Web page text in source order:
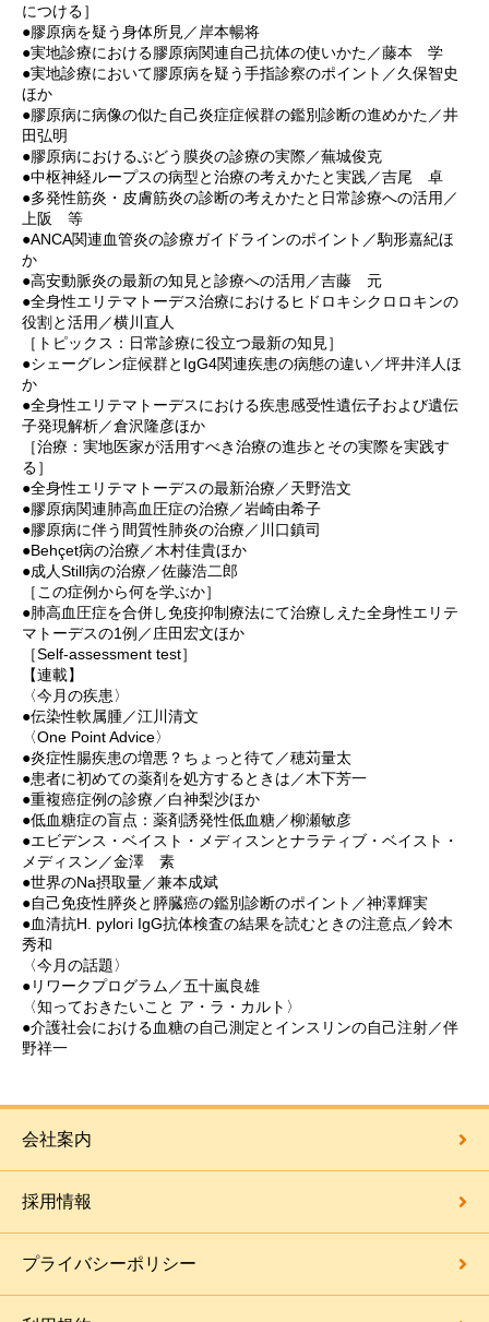
につける］
●膠原病を疑う身体所見／岸本暢将
●実地診療における膠原病関連自己抗体の使いかた／藤本 学
●実地診療において膠原病を疑う手指診察のポイント／久保智史
ほか
●膠原病に病像の似た自己炎症症候群の鑑別診断の進めかた／井
田弘明
●膠原病におけるぶどう膜炎の診療の実際／蕪城俊克
●中枢神経ループスの病型と治療の考えかたと実践／吉尾 卓
●多発性筋炎・皮膚筋炎の診断の考えかたと日常診療への活用／
上阪 等
●ANCA関連血管炎の診療ガイドラインのポイント／駒形嘉紀ほ
か
●高安動脈炎の最新の知見と診療への活用／吉藤 元
●全身性エリテマトーデス治療におけるヒドロキシクロロキンの
役割と活用／横川直人
［トピックス：日常診療に役立つ最新の知見］
●シェーグレン症候群とIgG4関連疾患の病態の違い／坪井洋人ほ
か
●全身性エリテマトーデスにおける疾患感受性遺伝子および遺伝
子発現解析／倉沢隆彦ほか
［治療：実地医家が活用すべき治療の進歩とその実際を実践す
る］
●全身性エリテマトーデスの最新治療／天野浩文
●膠原病関連肺高血圧症の治療／岩崎由希子
●膠原病に伴う間質性肺炎の治療／川口鎮司
●Behçet病の治療／木村佳貴ほか
●成人Still病の治療／佐藤浩二郎
［この症例から何を学ぶか］
●肺高血圧症を合併し免疫抑制療法にて治療しえた全身性エリテ
マトーデスの1例／庄田宏文ほか
［Self-assessment test］
【連載】
〈今月の疾患〉
●伝染性軟属腫／江川清文
〈One Point Advice〉
●炎症性腸疾患の増悪？ちょっと待て／穂苅量太
●患者に初めての薬剤を処方するときは／木下芳一
●重複癌症例の診療／白神梨沙ほか
●低血糖症の盲点：薬剤誘発性低血糖／柳瀬敏彦
●エビデンス・ベイスト・メディスンとナラティブ・ベイスト・
メディスン／金澤 素
●世界のNa摂取量／兼本成斌
●自己免疫性膵炎と膵臓癌の鑑別診断のポイント／神澤輝実
●血清抗H. pylori IgG抗体検査の結果を読むときの注意点／鈴木
秀和
〈今月の話題〉
●リワークプログラム／五十嵐良雄
〈知っておきたいこと ア・ラ・カルト〉
●介護社会における血糖の自己測定とインスリンの自己注射／伴
野祥一
会社案内
採用情報
プライバシーポリシー